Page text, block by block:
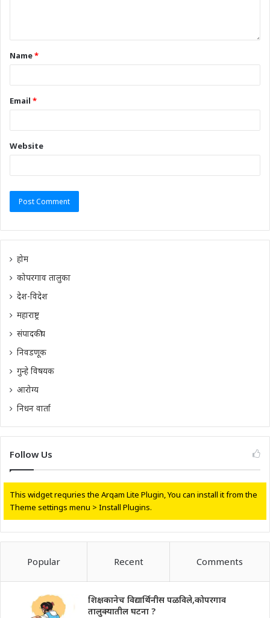
Name*
Email *
Website
होम
कोपरगाव तालुका
देश-विदेश
महाराष्ट्र
संपादकीय
निवडणूक
गुन्हे विषयक
आरोग्य
निधन वार्ता
Follow Us
This widget requries the Arqam Lite Plugin, You can install it from the
Theme settings menu > Install Plugins.
Popular Recent Comments
शिक्षकानेच विद्यार्थिनीस पळविले,कोपरगाव
तालुक्यातील घटना ?